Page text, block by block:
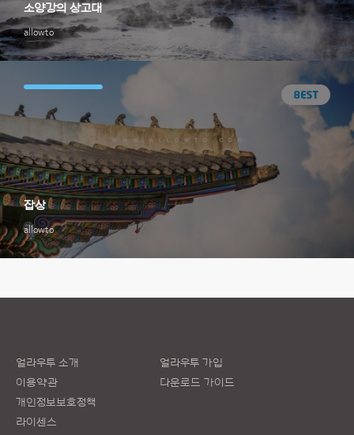
allowto
소양강의 상고대
allowto
잡상
얼라우투 소개
이용약관
개인정보보호정책
라이센스
얼라우투 가입
다운로드 가이드